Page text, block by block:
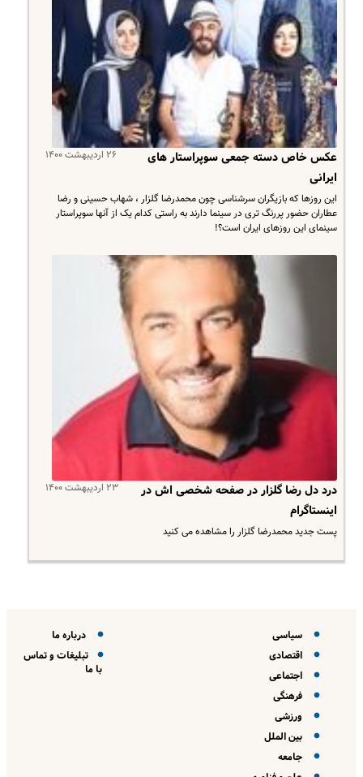
۲۶ اردیبهشت ۱۴۰۰
عکس خاص دسته جمعی سوپراستار های
ایرانی
این روزها که بازیگران سرشناسی چون محمدرضا گلزار ، شهاب حسینی و رضا
عطاران حضور پررنگ تری در سینما دارند به راستی کدام یک از آنها سوپراستار
سینمای این روزهای ایران است؟!
۲۳ اردیبهشت ۱۴۰۰
درد دل رضا گلزار در صفحه شخصی اش در
اینستاگرام
پست جدید محمدرضا گلزار را مشاهده می کنید
سیاسی
اقتصادی
اجتماعی
فرهنگی
ورزشی
بین الملل
جامعه
درباره ما
تبلیغات و تماس
با ما